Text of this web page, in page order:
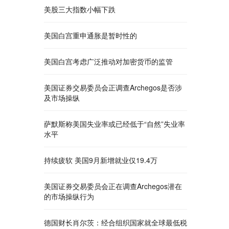
美股三大指数小幅下跌
美国白宫重申通胀是暂时性的
美国白宫考虑广泛推动对加密货币的监管
美国证券交易委员会正调查Archegos是否涉
及市场操纵
萨默斯称美国失业率或已经低于“自然”失业率
水平
持续疲软 美国9月新增就业仅19.4万
美国证券交易委员会正在调查Archegos潜在
的市场操纵行为
德国财长肖尔茨：经合组织国家就全球最低税